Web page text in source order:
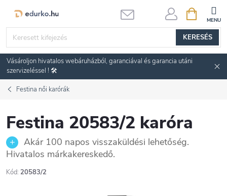
KERESÉS
KOSÁR
Vásároljon hivatalos webáruházból, garanciával és garancia utáni
szervizeléssel ! 🛠️
Festina női karórák
Festina 20583/2 karóra
Akár 100 napos visszaküldési lehetőség.
Hivatalos márkakereskedő.
Kód: 20583/2